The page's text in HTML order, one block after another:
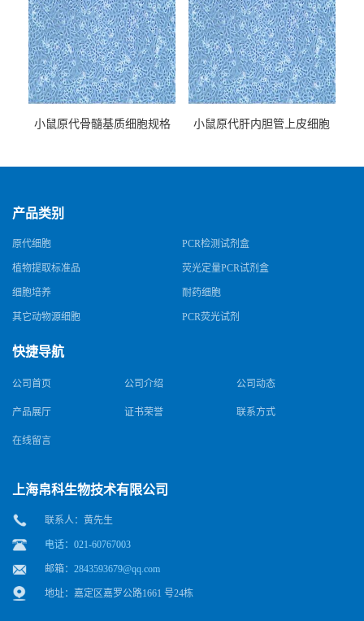
小鼠原代骨髓基质细胞规格
小鼠原代肝内胆管上皮细胞
产品类别
原代细胞 PCR检测试剂盒
植物提取标准品 荧光定量PCR试剂盒
细胞培养 耐药细胞
其它动物源细胞 PCR荧光试剂
快捷导航
公司首页 公司介绍 公司动态
产品展厅 证书荣誉 联系方式
在线留言
上海帛科生物技术有限公司
联系人：黄先生
电话：021-60767003
邮箱： 2843593679@qq.com
地址：嘉定区嘉罗公路1661 号24栋